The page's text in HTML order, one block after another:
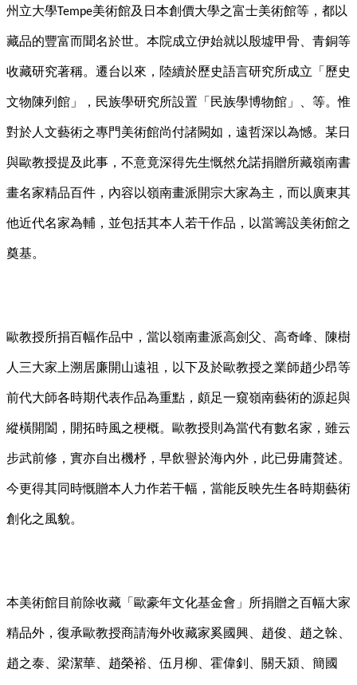
州立大學Tempe美術館及日本創價大學之富士美術館等，都以
藏品的豐富而聞名於世。本院成立伊始就以殷墟甲骨、青銅等
收藏研究著稱。遷台以來，陸續於歷史語言研究所成立「歷史
文物陳列館」，民族學研究所設置「民族學博物館」、等。惟
對於人文藝術之專門美術館尚付諸闕如，遠哲深以為憾。某日
與歐教授提及此事，不意竟深得先生慨然允諾捐贈所藏嶺南書
畫名家精品百件，內容以嶺南畫派開宗大家為主，而以廣東其
他近代名家為輔，並包括其本人若干作品，以當籌設美術館之
奠基。
歐教授所捐百幅作品中，當以嶺南畫派高劍父、高奇峰、陳樹
人三大家上溯居廉開山遠祖，以下及於歐教授之業師趙少昂等
前代大師各時期代表作品為重點，頗足一窺嶺南藝術的源起與
縱橫開闔，開拓時風之梗概。歐教授則為當代有數名家，雖云
步武前修，實亦自出機杼，早飲譽於海內外，此已毋庸贅述。
今更得其同時慨贈本人力作若干幅，當能反映先生各時期藝術
創化之風貌。
本美術館目前除收藏「歐豪年文化基金會」所捐贈之百幅大家
精品外，復承歐教授商請海外收藏家奚國興、趙俊、趙之榦、
趙之泰、梁潔華、趙榮裕、伍月柳、霍偉釗、關天潁、簡國